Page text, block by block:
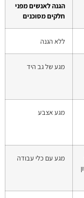
הגנה לאנשים מפני
חלקים מסוכנים
ללא הגנה
מגע של גב היד
מגע אצבע
מגע עם כלי עבודה